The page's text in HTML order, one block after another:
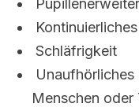
Schläfrigkeit
Unaufhörliches
Menschen oder